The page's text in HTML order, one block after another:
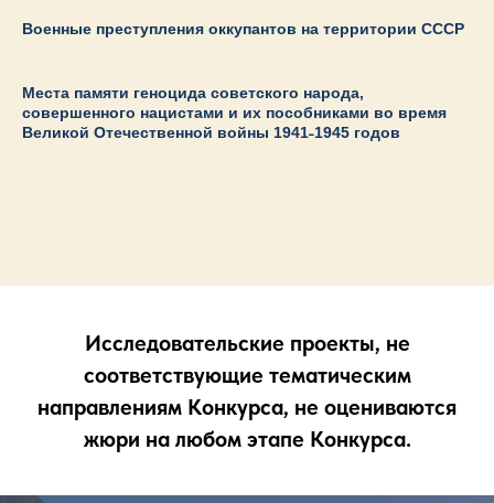
Военные преступления оккупантов на территории СССР
Места памяти геноцида советского народа,
совершенного нацистами и их пособниками во время
Великой Отечественной войны 1941˗1945 годов
Исследовательские проекты, не
соответствующие тематическим
направлениям Конкурса, не оцениваются
жюри на любом этапе Конкурса.